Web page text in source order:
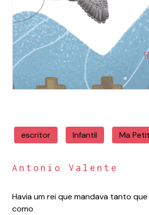
escritor Infantil Ma
Antonio Valente
Havia um rei que mandava tanto
como